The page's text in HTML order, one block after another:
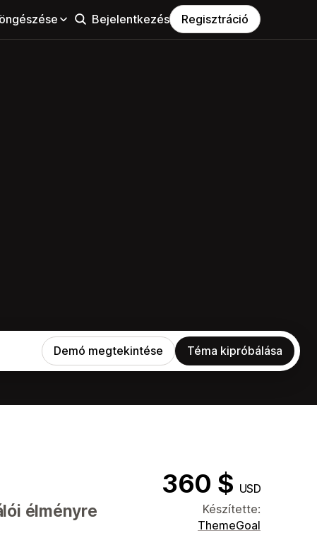
Bejelentkezés Regisztráció
Demó megtekintése Téma kipróbálása
360 $ USD
élményre
Készítette:
ThemeGoal